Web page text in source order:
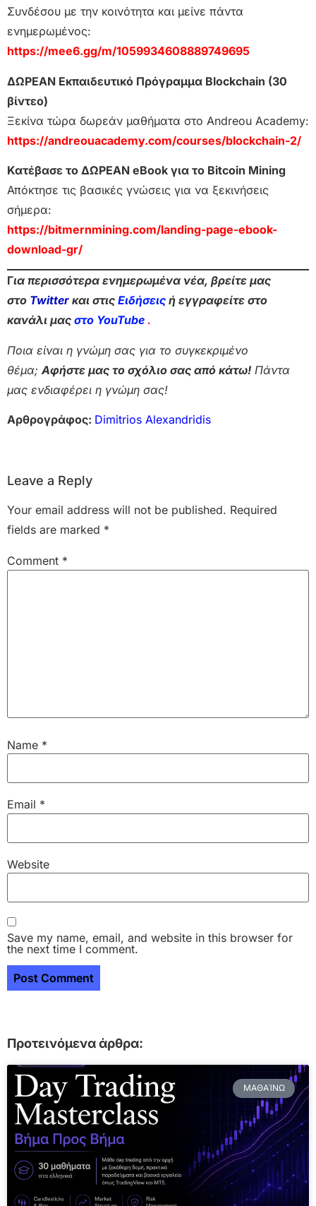
Συνδέσου με την κοινότητα και μείνε πάντα
ενημερωμένος:
https://mee6.gg/m/1059934608889749695
ΔΩΡΕΑΝ Εκπαιδευτικό Πρόγραμμα Blockchain (30
βίντεο)
Ξεκίνα τώρα δωρεάν μαθήματα στο Andreou Academy:
https://andreouacademy.com/courses/blockchain-2/
Κατέβασε το ΔΩΡΕΑΝ eBook για το Bitcoin Mining
Απόκτησε τις βασικές γνώσεις για να ξεκινήσεις
σήμερα:
https://bitmernmining.com/landing-page-ebook-
download-gr/
Για περισσότερα ενημερωμένα νέα, βρείτε μας
στο Twitter και στις Ειδήσεις ή εγγραφείτε στο
κανάλι μας στο YouTube .
Ποια είναι η γνώμη σας για το συγκεκριμένο
θέμα; Αφήστε μας το σχόλιο σας από κάτω! Πάντα
μας ενδιαφέρει η γνώμη σας!
Αρθρογράφος: Dimitrios Alexandridis
Leave a Reply
Your email address will not be published. Required
fields are marked *
Comment *
Name *
Email *
Website
Save my name, email, and website in this browser for
the next time I comment.
Προτεινόμενα άρθρα:
ΜΑΘΑΊΝΩ